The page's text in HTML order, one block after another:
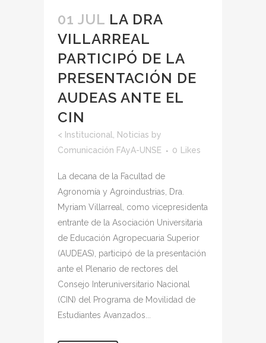
01 JUL LA DRA
VILLARREAL
PARTICIPÓ DE LA
PRESENTACIÓN DE
AUDEAS ANTE EL
CIN
< Institucional Noticias by
Comunicación FAyA-UNSE
0 Likes
La decana de la Facultad de
Agronomía y Agroindustrias, Dra.
Myriam Villarreal, como vicepresidenta
entrante de la Asociación Universitaria
de Educación Agropecuaria Superior
(AUDEAS), participó de la presentación
ante el Plenario de rectores del
Consejo Interuniversitario Nacional
(CIN) del Programa de Movilidad de
Estudiantes Avanzados...